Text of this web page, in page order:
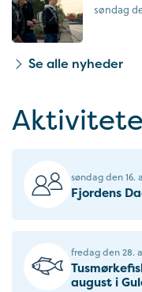
søndag
Se alle nyheder
søndag den 16.
Fjordens
fredag den 28.
august i